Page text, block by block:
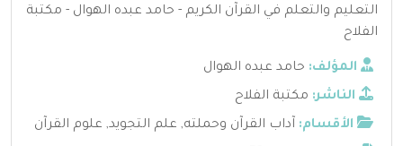
التعليم والتعلم في القرآن الكريم - حامد عبده الهوال - مكتبة
الفلاح
المؤلف: حامد عبده الهوال
الناشر: مكتبة الفلاح
الأقسام: آداب القرآن وحملته, علم التجويد, علوم القرآن